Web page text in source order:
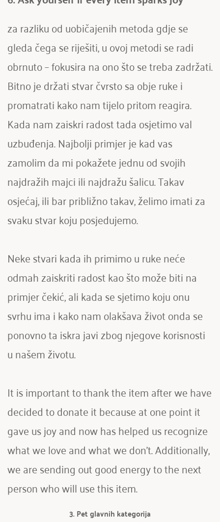
za razliku od uobičajenih metoda gdje se
gleda čega se riješiti, u ovoj metodi se radi
obrnuto – fokusira na ono što se treba zadržati.
Bitno je držati stvar čvrsto sa obje ruke i
promatrati kako nam tijelo pritom reagira.
Kada nam zaiskri radost tada osjetimo val
uzbuđenja. Najbolji primjer je kad vas
zamolim da mi pokažete jednu od svojih
najdražih majci ili najdražu šalicu. Takav
osjećaj, ili bar približno takav, želimo imati za
svaku stvar koju posjedujemo.
Neke stvari kada ih primimo u ruke neće
odmah zaiskriti radost kao što može biti na
primjer čekić, ali kada se sjetimo koju onu
svrhu ima i kako nam olakšava život onda se
ponovno ta iskra javi zbog njegove korisnosti
u našem životu.
It is important to thank the item after we have
decided to donate it because at one point it
gave us joy and now has helped us recognize
what we love and what we don't. Additionally,
we are sending out good energy to the next
person who will use this item.
3. Pet glavnih kategorija